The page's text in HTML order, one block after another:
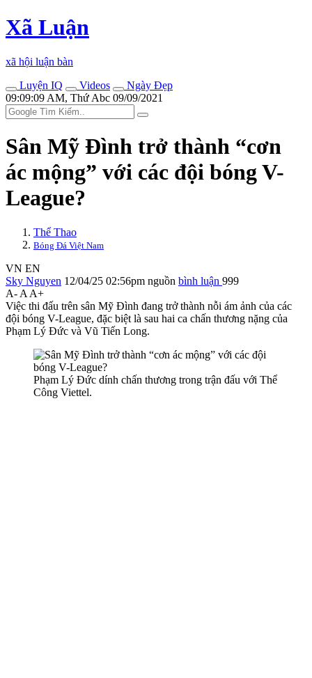
Xã Luận
xã hội luận bàn
Luyện IQ
Videos
Ngày Đẹp
09:09:09 AM, Thứ Abc 09/09/2021
Sân Mỹ Đình trở thành “cơn
ác mộng” với các đội bóng V-
League?
Thể Thao
Bóng Đá Việt Nam
VN EN
Sky Nguyen 12/04/25 02:56pm nguồn bình luận 999
A- A A+
Việc thi đấu trên sân Mỹ Đình đang trở thành nỗi ám ảnh của các
đội bóng V-League, đặc biệt là sau hai ca chấn thương nặng của
Phạm Lý Đức và Vũ Tiến Long.
Phạm Lý Đức dính chấn thương trong trận đấu với Thể
Công Viettel.